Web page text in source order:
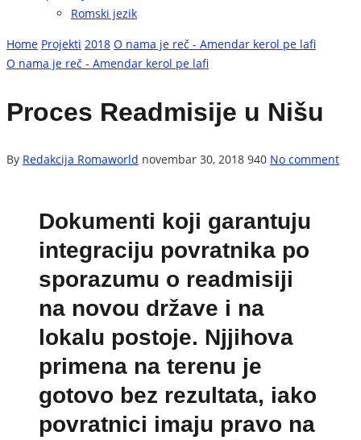
Romski jezik
Home Projekti 2018 O nama je reč - Amendar kerol pe lafi
O nama je reč - Amendar kerol pe lafi
Proces Readmisije u Nišu
By Redakcija Romaworld novembar 30, 2018 940 No comment
Dokumenti koji garantuju
integraciju povratnika po
sporazumu o readmisiji
na novou države i na
lokalu postoje. Njjihova
primena na terenu je
gotovo bez rezultata, iako
povratnici imaju pravo na